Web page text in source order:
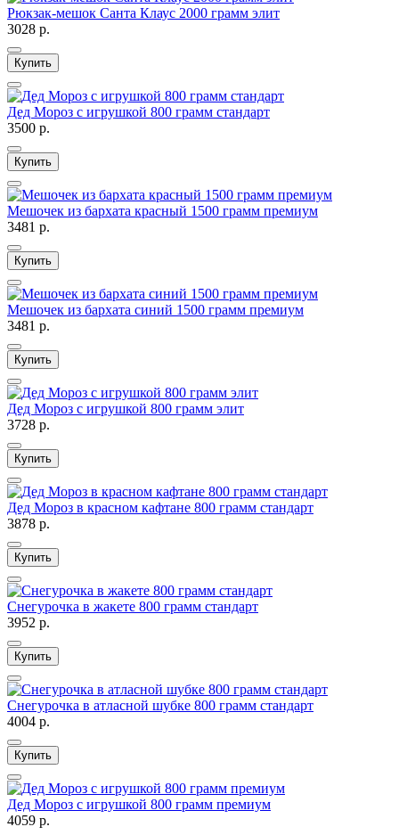
Рюкзак-мешок Санта Клаус 2000 грамм элит
3028 р.
Купить
Дед Мороз с игрушкой 800 грамм стандарт
3500 р.
Купить
Мешочек из бархата красный 1500 грамм премиум
3481 р.
Купить
Мешочек из бархата синий 1500 грамм премиум
3481 р.
Купить
Дед Мороз с игрушкой 800 грамм элит
3728 р.
Купить
Дед Мороз в красном кафтане 800 грамм стандарт
3878 р.
Купить
Снегурочка в жакете 800 грамм стандарт
3952 р.
Купить
Снегурочка в атласной шубке 800 грамм стандарт
4004 р.
Купить
Дед Мороз с игрушкой 800 грамм премиум
4059 р.